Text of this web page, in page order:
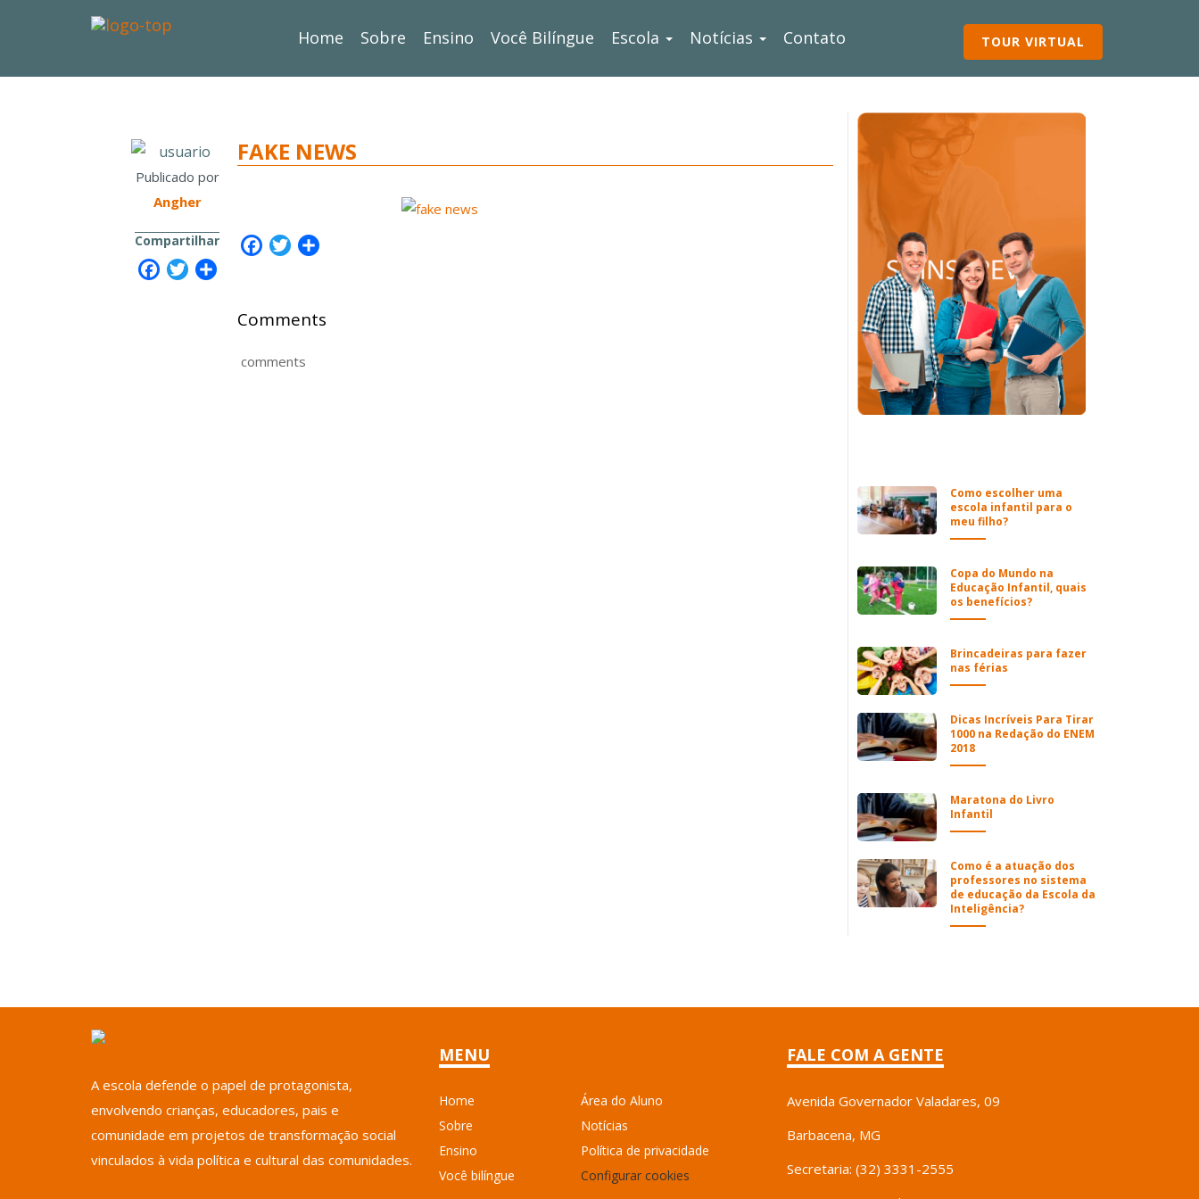
Home Sobre Ensino Você Bilíngue Escola Notícias Contato TOUR VIRTUAL
Publicado por
Angher
Compartilhar
Facebook
TwitterShare
FAKE NEWS
Facebook
TwitterShare
Comments
comments
Como escolher uma
escola infantil para o
meu filho?
Copa do Mundo na
Educação Infantil, quais
os benefícios?
Brincadeiras para fazer
nas férias
Dicas Incríveis Para Tirar
1000 na Redação do ENEM
2018
Maratona do Livro
Infantil
Como é a atuação dos
professores no sistema
de educação da Escola da
Inteligência?
A escola defende o papel de protagonista,
envolvendo crianças, educadores, pais e
comunidade em projetos de transformação social
vinculados à vida política e cultural das comunidades.
MENU
Home
Sobre
Ensino
Você bilíngue
Área do Aluno
Notícias
Política de privacidade
Configurar cookies
FALE COM A GENTE
Avenida Governador Valadares, 09
Barbacena, MG
Secretaria: (32) 3331-2555